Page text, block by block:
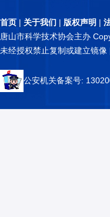
首页 | 关于我们 | 版权声明 |
唐山市科学技术协会主办
未经授权禁止复制或建立镜像
公安机关备案号: